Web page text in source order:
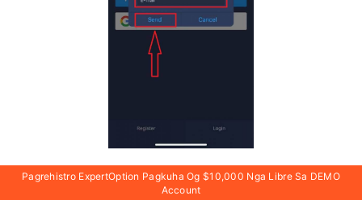
Pagrehistro ExpertOption Pagkuha Og $10,000 Nga Libre Sa DEMO
Account